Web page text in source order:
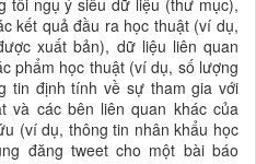
tôi ngụ ý siêu dữ liệu (thư mục),
kết quả đầu ra học thuật (ví dụ,
xuất bản), dữ liệu liên quan
phẩm học thuật (ví dụ, số lượng
tin định tính về sự tham gia với
và các bên liên quan khác của
(ví dụ, thông tin nhân khẩu học
đăng tweet cho một bài báo